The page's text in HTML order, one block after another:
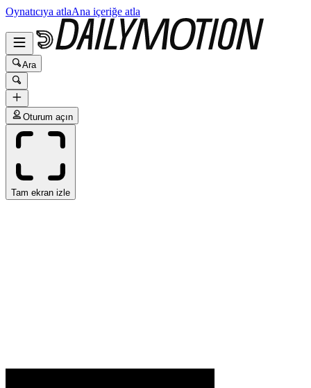
Oynatıcıya atlaAna içeriğe atla
Ara
Oturum açın
Tam ekran izle